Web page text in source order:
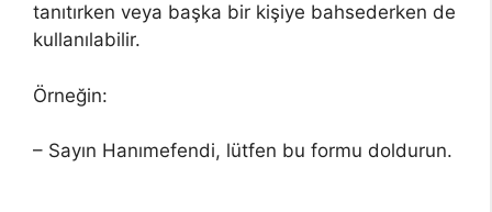
tanıtırken veya başka bir kişiye bahsederken de
kullanılabilir.
Örneğin:
– Sayın Hanımefendi, lütfen bu formu doldurun.